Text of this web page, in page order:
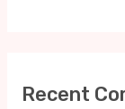
Recent